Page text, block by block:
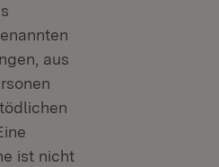
aus
ist nicht